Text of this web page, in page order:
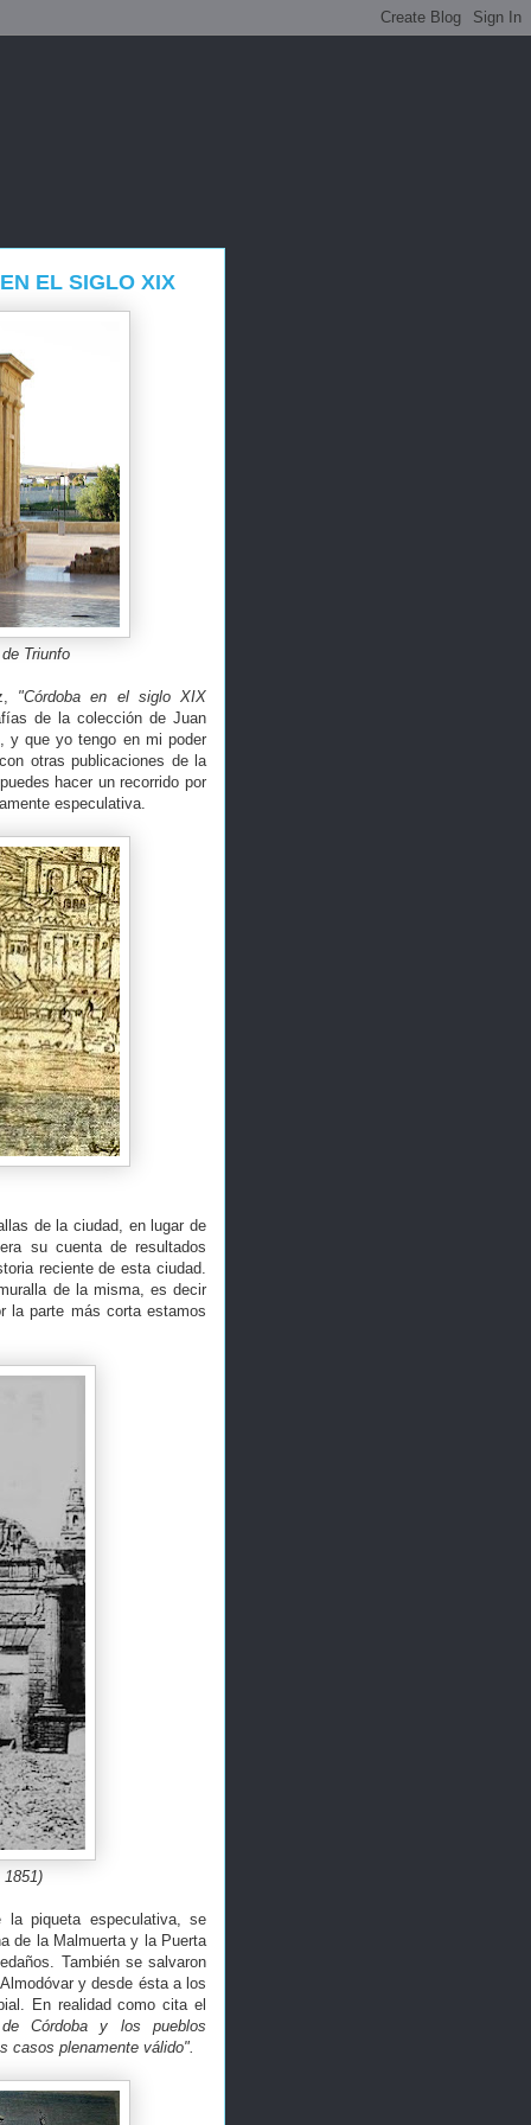
EL SIGLO XIX
Triunfo
"Córdoba en el siglo XIX
de la colección de Juan
y que yo tengo en mi poder
otras publicaciones de la
hacer un recorrido por
especulativa.
de la ciudad, en lugar de
su cuenta de resultados
reciente de esta ciudad.
de la misma, es decir
la parte más corta estamos
1851)
piqueta especulativa, se
de la Malmuerta y la Puerta
También se salvaron
y desde ésta a los
En realidad como cita el
Córdoba y los pueblos
casos plenamente válido".